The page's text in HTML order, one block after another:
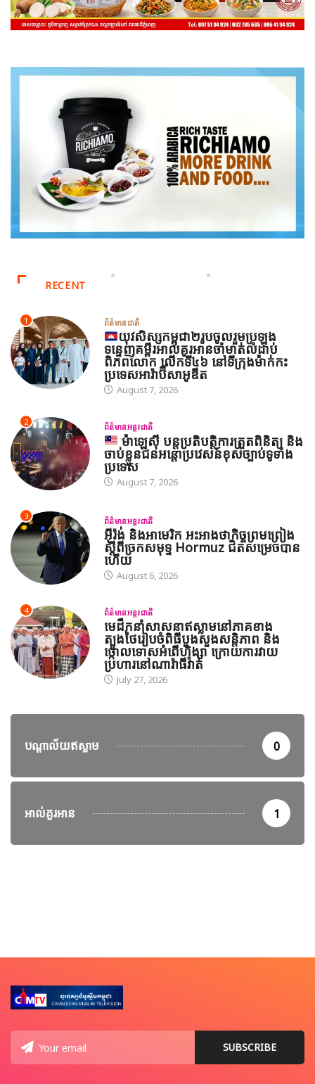
RECENT
1 ព័ត៌មានជាតិ
យុវសិស្សកម្ពុជា២រូបចូលរួមប្រឡង
ទន្ទេញគម្ពីរអាល់គូរអានចាំមាត់លំដាប់
ពិភពលោក លើកទី៤៦ នៅទីក្រុងម៉ាក់កះ
ប្រទេសអារ៉ាប៊ីសាអូឌីត
August 7, 2026
2 ព័ត៌មានអន្តរជាតិ
ម៉ាឡេស៊ី បន្តប្រតិបត្តិការត្រួតពិនិត្យ និង
ចាប់ខ្លួនជនអន្តោប្រវេសន៍ខុសច្បាប់ទូទាំង
ប្រទេស
August 7, 2026
3 ព័ត៌មានអន្តរជាតិ
អ៊ីរ៉ង់ និងអាមេរិក អះអាងថាកិច្ចព្រមព្រៀង
ស្តីពីច្រកសមុទ្ទ Hormuz ជិតសម្រេចបាន
ហើយ
August 6, 2026
4 ព័ត៌មានអន្តរជាតិ
មេដឹកនាំសាសនាឥស្លាមនៅភាគខាង
ត្បូងថៃរៀបចំពិធីបួងសួងសន្តិភាព និង
ថ្កោលទោសអំពើហិង្សា ក្រោយការវាយ
ប្រហារនៅណារ៉ាធីវ៉ាត់
July 27, 2026
បណ្តាល័យឥស្លាម 0
អាល់គួរអាន 1